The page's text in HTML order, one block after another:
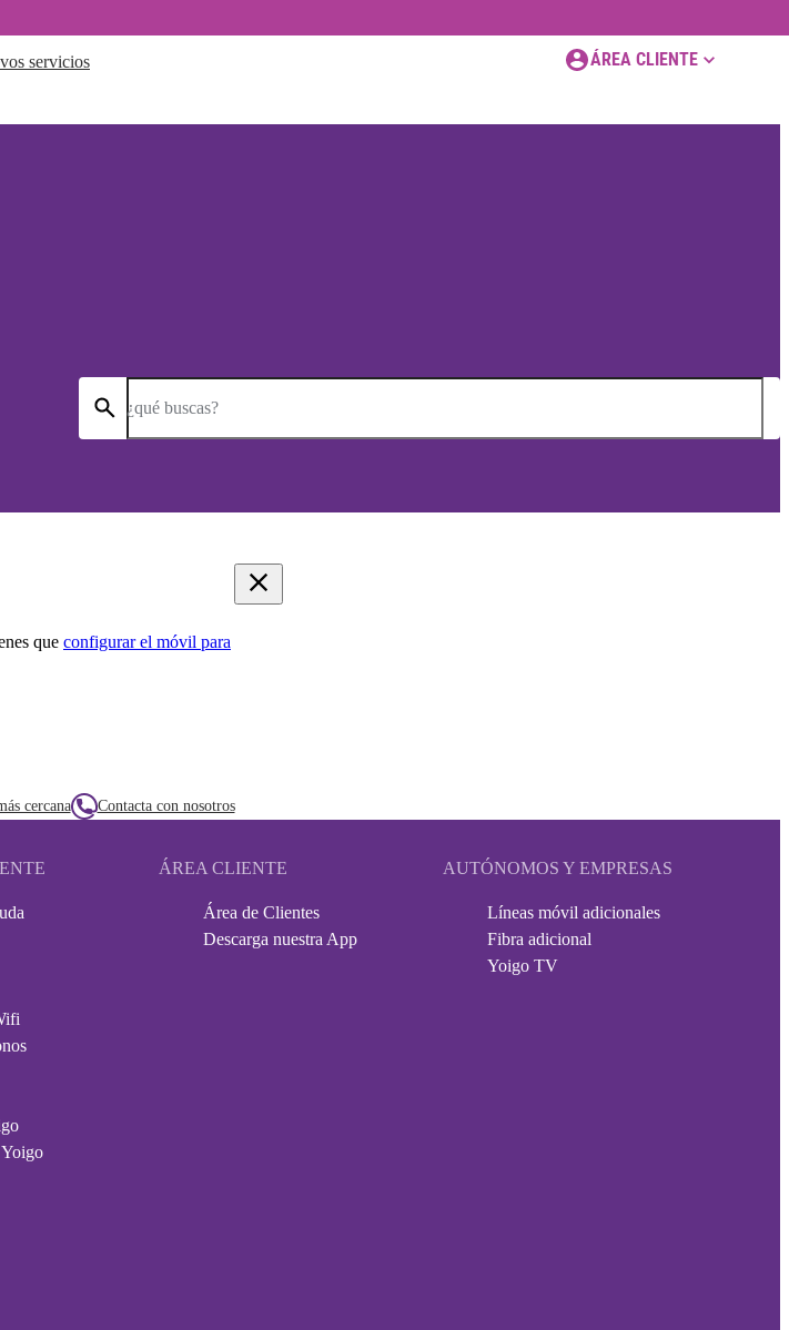
servicios ÁREA CLIENTE
¿qué buscas?
que configurar el móvil para
cercana Contacta con nosotros
ÁREA CLIENTE
Área de Clientes
Descarga nuestra App
AUTÓNOMOS Y EMPRESAS
Líneas móvil adicionales
Fibra adicional
Yoigo TV